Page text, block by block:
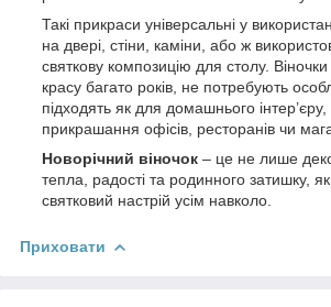
Такі прикраси універсальні у
на двері, стіни, каміни, або ж
святкову композицію для столу.
красу багато років, не потребують
підходять як для домашнього інтер’єру,
прикрашання офісів, ресторанів чи
Новорічний віночок – це не лише
тепла, радості та родинного затишку,
святковий настрій усім навколо.
Приховати